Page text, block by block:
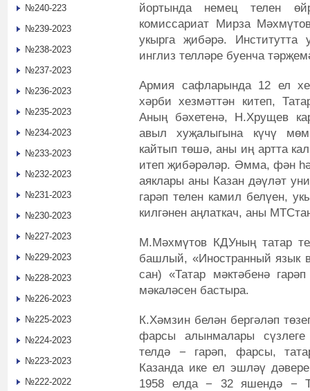
йортында немец телен
комиссариат Мирза
укырга җибәрә.
инглиз телләре буенча
Армия сафларында 12 ел
хәрби хезмәттән китеп,
Аның бәхетенә, Н.Хрущев
авыл хуҗалыгына күчү
кайтып төшә, аны иң артта
итеп җибәрәләр. Әмма, фән
аяклары аны Казан дәүләт
гарәп телен камил белүен,
килгәнен аңлаткач, аны
М.Мәхмүтов КДУның татар
башлый, «Иностранный язык
сан) «Татар мәктәбенә
мәкаләсен бастыра.
К.Хәмзин белән бергәләп
фарсы алынмалары
телдә − гарәп, фарсы,
Казанда ике ел эшләү
1958 елда − 32 яшендә −
№240-223
№239-2023
№238-2023
№237-2023
№236-2023
№235-2023
№234-2023
№233-2023
№232-2023
№231-2023
№230-2023
№227-2023
№229-2023
№228-2023
№226-2023
№225-2023
№224-2023
№223-2023
№222-2022